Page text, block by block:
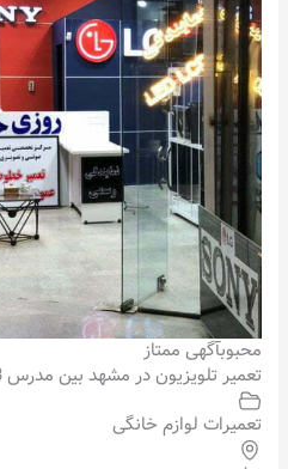
محبوبآگهی ممتاز
تعمیر تلویزیون در مشهد بین مدرس 3 و 5 – روزی حلال
تعمیرات لوازم خانگی